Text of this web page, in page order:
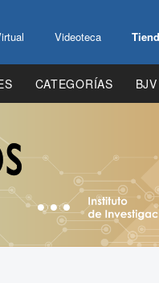
Videoteca
CATEGORÍAS BJV